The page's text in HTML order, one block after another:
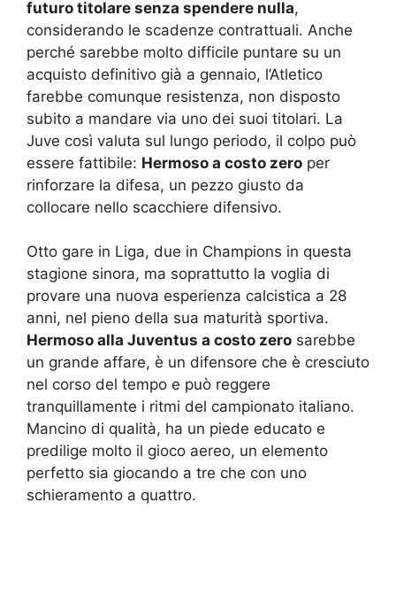
futuro titolare senza spendere nulla,
considerando le scadenze contrattuali. Anche
perché sarebbe molto difficile puntare su un
acquisto definitivo già a gennaio, l’Atletico
farebbe comunque resistenza, non disposto
subito a mandare via uno dei suoi titolari. La
Juve così valuta sul lungo periodo, il colpo può
essere fattibile: Hermoso a costo zero per
rinforzare la difesa, un pezzo giusto da
collocare nello scacchiere difensivo.
Otto gare in Liga, due in Champions in questa
stagione sinora, ma soprattutto la voglia di
provare una nuova esperienza calcistica a 28
anni, nel pieno della sua maturità sportiva.
Hermoso alla Juventus a costo zero sarebbe
un grande affare, è un difensore che è cresciuto
nel corso del tempo e può reggere
tranquillamente i ritmi del campionato italiano.
Mancino di qualità, ha un piede educato e
predilige molto il gioco aereo, un elemento
perfetto sia giocando a tre che con uno
schieramento a quattro.